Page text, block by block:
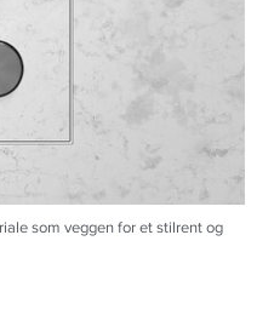
som veggen for et stilrent og